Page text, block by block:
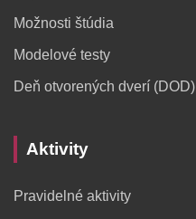
Možnosti štúdia
Modelové testy
Deň otvorených dverí (DOD)
Aktivity
Pravidelné aktivity